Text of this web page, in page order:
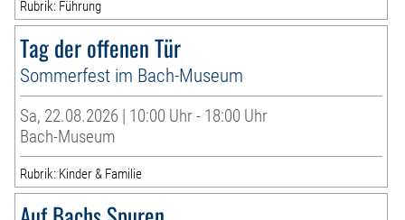
Rubrik: Führung
Tag der offenen Tür
Sommerfest im Bach-Museum
Sa, 22.08.2026 | 10:00 Uhr - 18:00 Uhr
Bach-Museum
Rubrik: Kinder & Familie